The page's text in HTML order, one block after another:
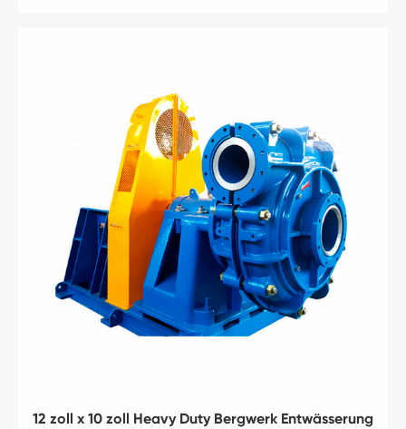
12 zoll x 10 zoll Heavy Duty Bergwerk Entwässerung